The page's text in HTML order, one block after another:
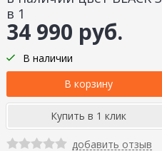
в 1
34 990 руб.
В наличии
добавить отзыв